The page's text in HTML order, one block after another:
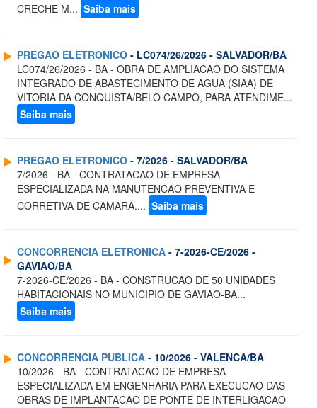
CRECHE M... Saiba mais
PREGAO ELETRONICO - LC074/26/2026 - SALVADOR/BA
LC074/26/2026 - BA - OBRA DE AMPLIACAO DO SISTEMA
INTEGRADO DE ABASTECIMENTO DE AGUA (SIAA) DE
VITORIA DA CONQUISTA/BELO CAMPO, PARA ATENDIME...
Saiba mais
PREGAO ELETRONICO - 7/2026 - SALVADOR/BA
7/2026 - BA - CONTRATACAO DE EMPRESA
ESPECIALIZADA NA MANUTENCAO PREVENTIVA E
CORRETIVA DE CAMARA.... Saiba mais
CONCORRENCIA ELETRONICA - 7-2026-CE/2026 -
GAVIAO/BA
7-2026-CE/2026 - BA - CONSTRUCAO DE 50 UNIDADES
HABITACIONAIS NO MUNICIPIO DE GAVIAO-BA...
Saiba mais
CONCORRENCIA PUBLICA - 10/2026 - VALENCA/BA
10/2026 - BA - CONTRATACAO DE EMPRESA
ESPECIALIZADA EM ENGENHARIA PARA EXECUCAO DAS
OBRAS DE IMPLANTACAO DE PONTE DE INTERLIGACAO